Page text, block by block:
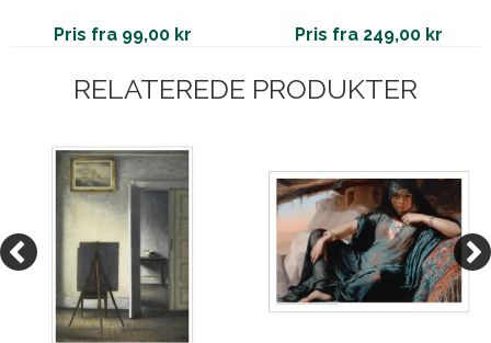
Pris fra 99,00 kr Pris fra 249,00 kr
RELATEREDE PRODUKTER